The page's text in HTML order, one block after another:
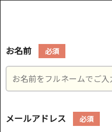
お名前 必須
メールアドレス 必須